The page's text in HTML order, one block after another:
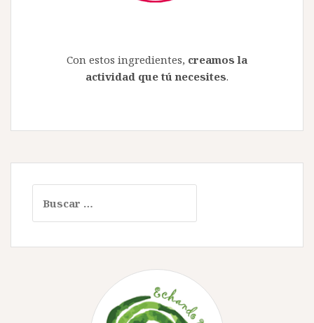
Con estos ingredientes, creamos la
actividad que tú necesites.